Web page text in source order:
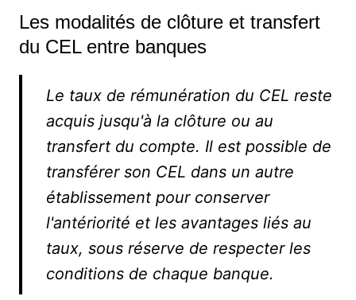
Les modalités de clôture et transfert
du CEL entre banques
Le taux de rémunération du CEL reste
acquis jusqu'à la clôture ou au
transfert du compte. Il est possible de
transférer son CEL dans un autre
établissement pour conserver
l'antériorité et les avantages liés au
taux, sous réserve de respecter les
conditions de chaque banque.